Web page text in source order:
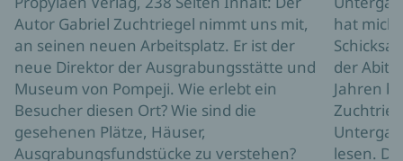
Autor Gabriel Zuchtriegel nimmt uns mit,
an seinen neuen Arbeitsplatz. Er ist der
neue Direktor der Ausgrabungsstätte und
Museum von Pompeji. Wie erlebt ein
Besucher diesen Ort? Wie sind die
gesehenen Plätze, Häuser,
Ausgrabungsfundstücke zu verstehen?
hat mich
der
Jahren
lesen.